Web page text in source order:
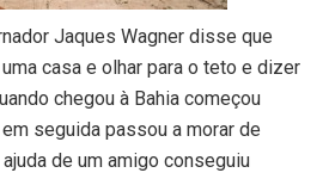
Jaques Wagner disse que
casa e olhar para o teto e dizer
chegou à Bahia começou
seguida passou a morar de
de um amigo conseguiu